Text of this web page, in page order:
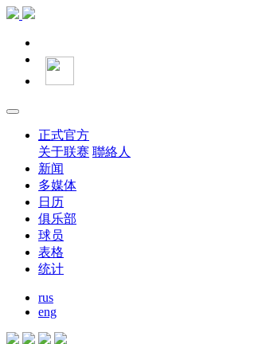
正式官方
关于联赛 聯絡人
新闻
多媒体
日历
俱乐部
球员
表格
统计
rus
eng